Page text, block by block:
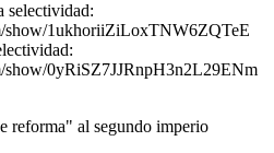
selectividad:
show/1ukhoriiZiLoxTNW6ZQTeE
show/0yRiSZ7JJRnpH3n2L29ENm
reforma" al segundo imperio